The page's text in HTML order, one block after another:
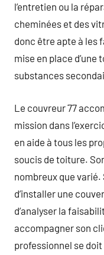
l’entretien ou la
cheminées et des
donc être apte à les
mise en place d’une
substances
Le couvreur 77
mission dans
en aide à tous les
soucis de toiture.
nombreux que
d’installer une
d’analyser la
accompagner son
professionnel se